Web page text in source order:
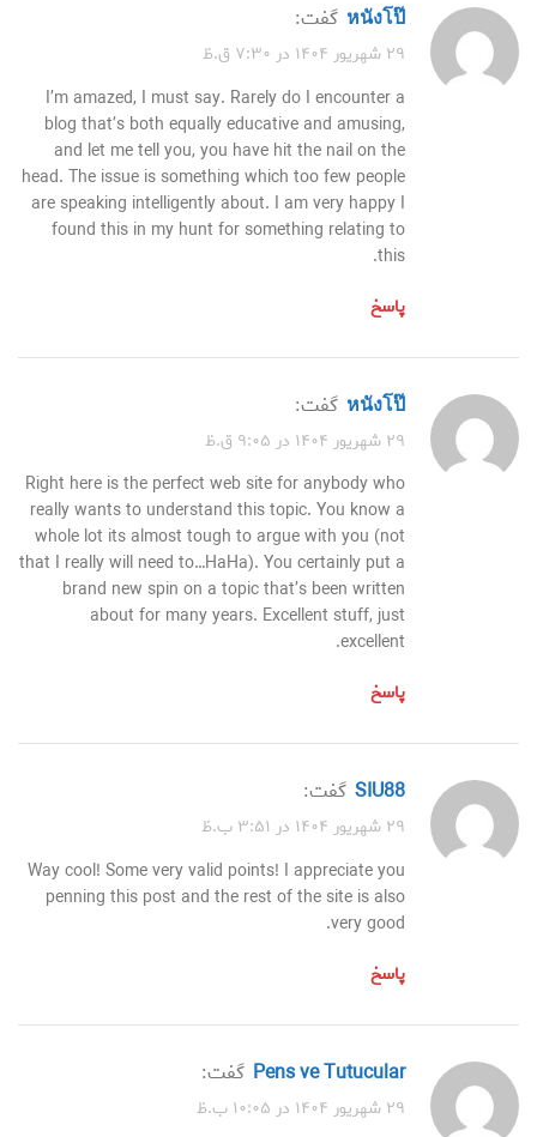
หนังโป๊ گفت:
۲۹ شهریور ۱۴۰۴ در ۷:۳۰ ق.ظ
I’m amazed, I must say. Rarely do I encounter a
blog that’s both equally educative and amusing,
and let me tell you, you have hit the nail on the
head. The issue is something which too few people
are speaking intelligently about. I am very happy I
found this in my hunt for something relating to
this.
پاسخ
หนังโป๊ گفت:
۲۹ شهریور ۱۴۰۴ در ۹:۰۵ ق.ظ
Right here is the perfect web site for anybody who
really wants to understand this topic. You know a
whole lot its almost tough to argue with you (not
that I really will need to…HaHa). You certainly put a
brand new spin on a topic that’s been written
about for many years. Excellent stuff, just
excellent.
پاسخ
SIU88 گفت:
۲۹ شهریور ۱۴۰۴ در ۳:۵۱ ب.ظ
Way cool! Some very valid points! I appreciate you
penning this post and the rest of the site is also
very good.
پاسخ
Pens ve Tutucular گفت:
۲۹ شهریور ۱۴۰۴ در ۱۰:۰۵ ب.ظ